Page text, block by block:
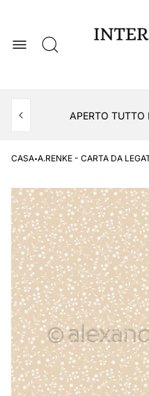
APERTO TUTTO
CASA·A.RENKE - CARTA DA